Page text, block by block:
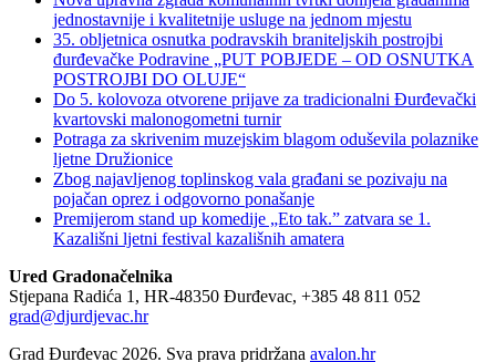
jednostavnije i kvalitetnije usluge na jednom mjestu
35. obljetnica osnutka podravskih braniteljskih postrojbi
đurđevačke Podravine „PUT POBJEDE – OD OSNUTKA
POSTROJBI DO OLUJE“
Do 5. kolovoza otvorene prijave za tradicionalni Đurđevački
kvartovski malonogometni turnir
Potraga za skrivenim muzejskim blagom oduševila polaznike
ljetne Družionice
Zbog najavljenog toplinskog vala građani se pozivaju na
pojačan oprez i odgovorno ponašanje
Premijerom stand up komedije „Eto tak.” zatvara se 1.
Kazališni ljetni festival kazališnih amatera
Ured Gradonačelnika
Stjepana Radića 1, HR-48350 Đurđevac, +385 48 811 052
grad@djurdjevac.hr
Grad Đurđevac 2026. Sva prava pridržana avalon.hr